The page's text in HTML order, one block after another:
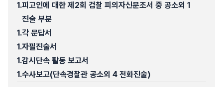
1.피고인에 대한 제2회 검찰 피의자신문조서 중 공소외 1
진술 부분
1.각 문답서
1.자필진술서
1.감시단속 활동 보고서
1.수사보고(단속경찰관 공소외 4 전화진술)